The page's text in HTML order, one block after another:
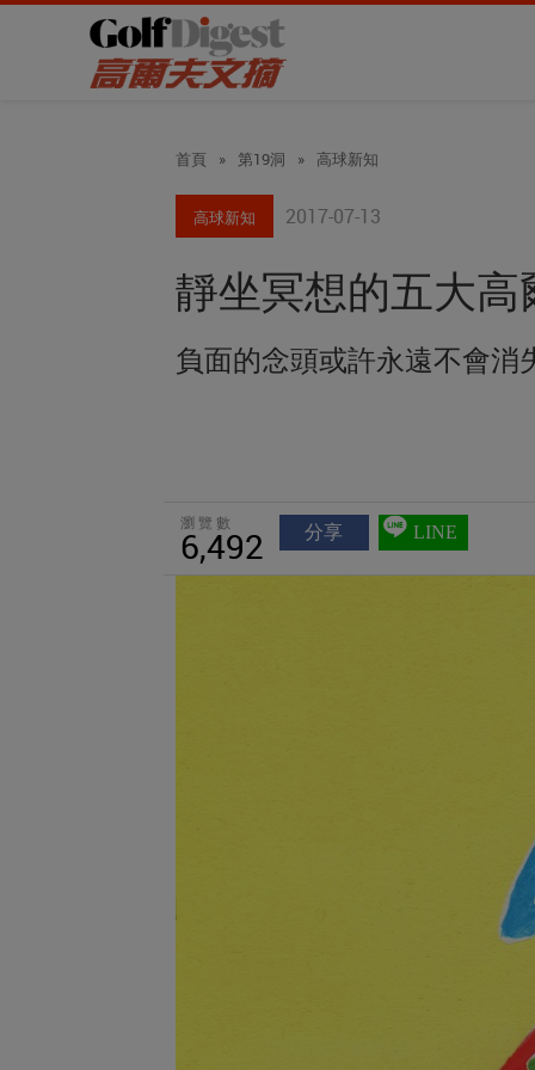
首頁 » 第19洞 » 高球新知
高球新知 2017-07-13
靜坐冥想的五大高
負面的念頭或許永遠不會
瀏覽數
6,492 分享 LINE